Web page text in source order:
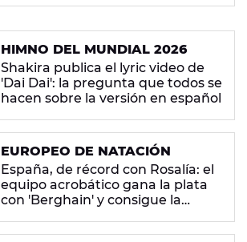
HIMNO DEL MUNDIAL 2026
Shakira publica el lyric video de
'Dai Dai': la pregunta que todos se
hacen sobre la versión en español
EUROPEO DE NATACIÓN
España, de récord con Rosalía: el
equipo acrobático gana la plata
con 'Berghain' y consigue la